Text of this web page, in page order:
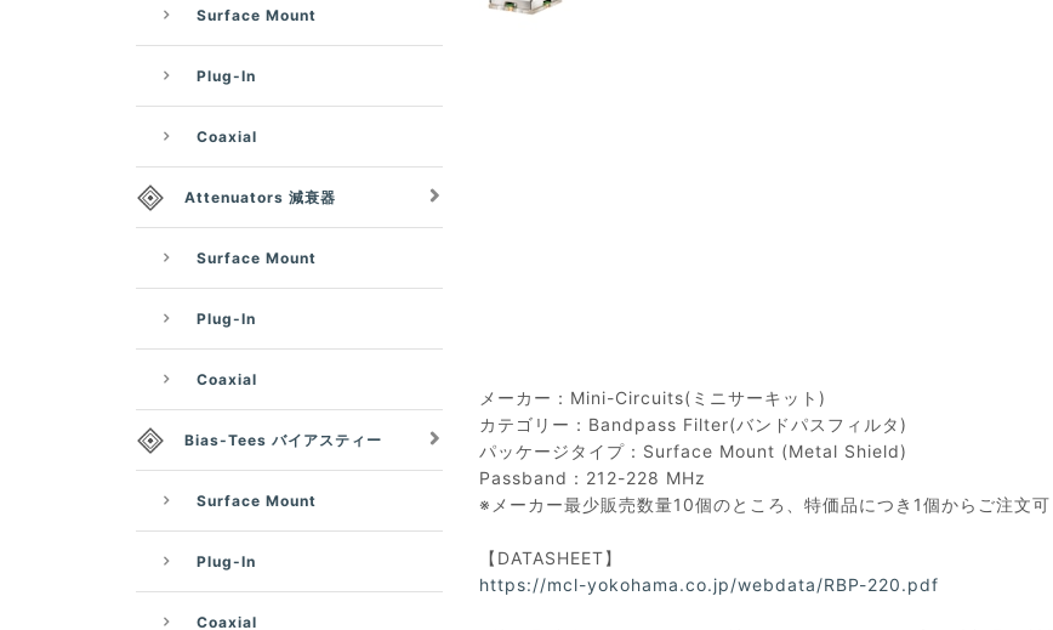
メーカー：Mini-Circuits(ミニサーキット)
カテゴリー：Bandpass Filter(バンドパスフィルタ)
パッケージタイプ：Surface Mount (Metal Shield)
Passband：212-228 MHz
※メーカー最少販売数量10個のところ、特価品につき1個からご注文可
【DATASHEET】
https://mcl-yokohama.co.jp/webdata/RBP-220.pdf
Surface Mount
Plug-In
Coaxial
Attenuators 減衰器
Surface Mount
Plug-In
Coaxial
Bias-Tees バイアスティー
Surface Mount
Plug-In
Coaxial